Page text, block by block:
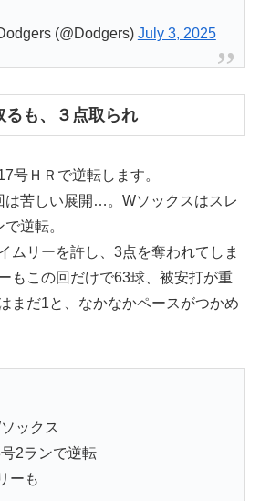
(@Dodgers) July 3, 2025
るも、３点取られ
号ＨＲで逆転します。
は苦しい展開…。Wソックスはスレ
逆転。
ムリーを許し、3点を奪われてしま
もこの回だけで63球、被安打が重
まだ1と、なかなかペースがつかめ
ックス
2ランで逆転
ーも